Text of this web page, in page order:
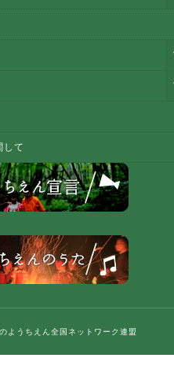
して
ようちえん全国ネットワーク連盟